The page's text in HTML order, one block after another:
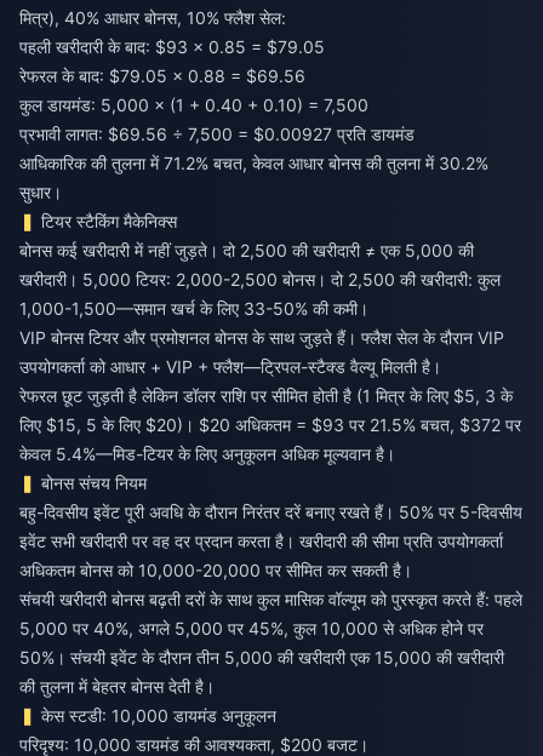
मित्र), 40% आधार बोनस, 10% फ्लैश सेल:
पहली खरीदारी के बाद: $93 × 0.85 = $79.05
रेफरल के बाद: $79.05 × 0.88 = $69.56
कुल डायमंड: 5,000 × (1 + 0.40 + 0.10) = 7,500
प्रभावी लागत: $69.56 ÷ 7,500 = $0.00927 प्रति डायमंड
आधिकारिक की तुलना में 71.2% बचत, केवल आधार बोनस की तुलना में 30.2%
सुधार।
टियर स्टैकिंग मैकेनिक्स
बोनस कई खरीदारी में नहीं जुड़ते। दो 2,500 की खरीदारी ≠ एक 5,000 की
खरीदारी। 5,000 टियर: 2,000-2,500 बोनस। दो 2,500 की खरीदारी: कुल
1,000-1,500—समान खर्च के लिए 33-50% की कमी।
VIP बोनस टियर और प्रमोशनल बोनस के साथ जुड़ते हैं। फ्लैश सेल के दौरान VIP
उपयोगकर्ता को आधार + VIP + फ्लैश—ट्रिपल-स्टैक्ड वैल्यू मिलती है।
रेफरल छूट जुड़ती है लेकिन डॉलर राशि पर सीमित होती है (1 मित्र के लिए $5, 3 के
लिए $15, 5 के लिए $20)। $20 अधिकतम = $93 पर 21.5% बचत, $372 पर
केवल 5.4%—मिड-टियर के लिए अनुकूलन अधिक मूल्यवान है।
बोनस संचय नियम
बहु-दिवसीय इवेंट पूरी अवधि के दौरान निरंतर दरें बनाए रखते हैं। 50% पर 5-दिवसीय
इवेंट सभी खरीदारी पर वह दर प्रदान करता है। खरीदारी की सीमा प्रति उपयोगकर्ता
अधिकतम बोनस को 10,000-20,000 पर सीमित कर सकती है।
संचयी खरीदारी बोनस बढ़ती दरों के साथ कुल मासिक वॉल्यूम को पुरस्कृत करते हैं: पहले
5,000 पर 40%, अगले 5,000 पर 45%, कुल 10,000 से अधिक होने पर
50%। संचयी इवेंट के दौरान तीन 5,000 की खरीदारी एक 15,000 की खरीदारी
की तुलना में बेहतर बोनस देती है।
केस स्टडी: 10,000 डायमंड अनुकूलन
परिदृश्य: 10,000 डायमंड की आवश्यकता, $200 बजट।